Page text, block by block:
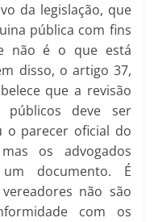
da legislação, que
pública com fins
não é o que está
disso, o artigo 37,
que a revisão
públicos deve ser
o parecer oficial do
os advogados
documento. É
não são
com os